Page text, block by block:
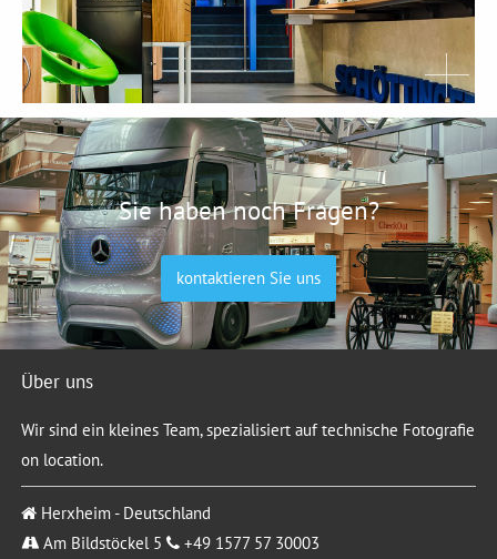
Sie haben noch Fragen?
kontaktieren Sie uns
Über uns
Wir sind ein kleines Team, spezialisiert auf technische Fotografie
on location.
Herxheim - Deutschland
Am Bildstöckel 5
+49 1577 57 30003